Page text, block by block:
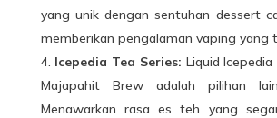
yang unik dengan sentuhan dessert
memberikan pengalaman vaping yang
Icepedia Tea Series: Liquid
Majapahit Brew adalah pilihan
Menawarkan rasa es teh yang